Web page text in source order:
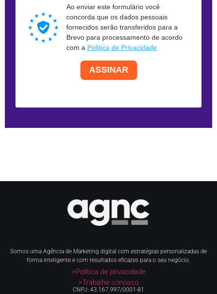
Ao enviar este formulário você
concorda que os dados pessoais
fornecidos serão transferidos para a
Brevo para processamento de acordo
com a Política de Privacidade
ASSINAR
Somos uma Agência de Marketing digital com estratégias personalizadas de
forma inteligente e com resultados eficazes para o seu negócio.
>Política de privacidade
>Trabalhe conosco
CNPJ: 43.167.997/0001-81